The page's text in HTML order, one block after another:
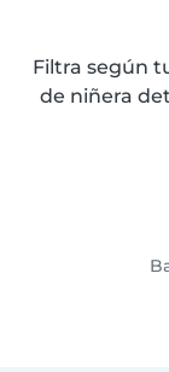
Filtra según
de niñera